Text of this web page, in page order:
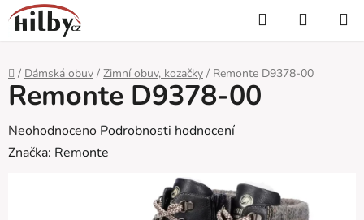
Přejít
na
obsah
Hledat
KOŠÍK
Domů
/ Dámská obuv / Zimní obuv, kozačky / Remonte D9378-00
Remonte D9378-00
Průměrné
hodnocení
Neohodnoceno Podrobnosti hodnocení
Značka: Remonte